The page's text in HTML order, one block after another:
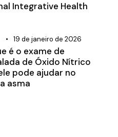
Integrative Health
19 de janeiro de 2026
é o exame de
de Óxido Nítrico
pode ajudar no
asma